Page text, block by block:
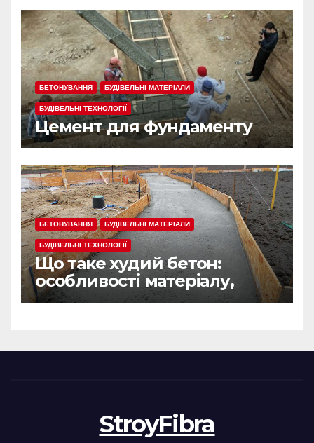
БЕТОНУВАННЯ БУДІВЕЛЬНІ МАТЕРІАЛИ
БУДІВЕЛЬНІ ТЕХНОЛОГІЇ
Цемент для фундаменту
БЕТОНУВАННЯ БУДІВЕЛЬНІ МАТЕРІАЛИ
БУДІВЕЛЬНІ ТЕХНОЛОГІЇ
Що таке худий бетон:
особливості матеріалу,
сфера застосування
StroyFibra